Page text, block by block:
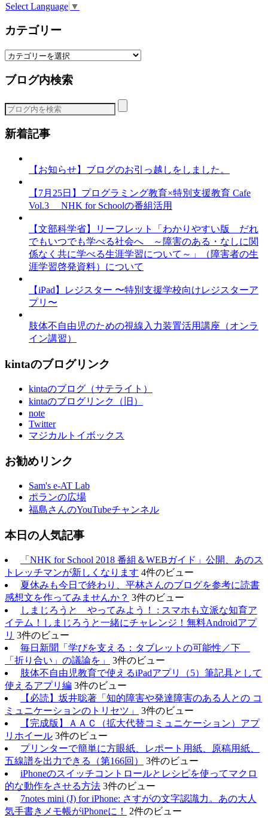
Select Language ▼
カテゴリー
カ
ゴ
ー
ブログ内検索
新着記事
【お知らせ】ブログのお引っ越しをしました。
【7月25日】プログラミング教育×特別支援教育 Cafe
Vol.3 NHK for Schoolの番組活用
【文部科学省】リーフレット「わかりやすい版 だれ
でもいつでも学べる社会へ ～障害のある・なしに関
係なく共に学べる生涯学習について～」（障害者の生
涯学習啓発資料）について
【iPad】レジスター 〜特別支援学校向けレジスターア
プリ〜
肢体不自由児のための視線入力装置活用講座（オンラ
イン講習）
kintaのブログリンク
kintaのブログ（サテライト）
kintaのブログリンク（旧）
note
Twitter
マジカルトイボックス
お勧めリンク
Sam's e-AT Lab
ポランの広場
福島さんのYouTubeチャンネル
本日の人気記事
「NHK for School 2018 番組＆WEBガイド」公開、あのス
トレッチマンが新しくなります 4件のビュー
夏休みも今日で終わり、平林さんのブログを参考に読書
感想文を作ってみませんか？ 3件のビュー
しまじろうと やってみよう！ : スマホも立派な知育ア
イテム！しまじろうと一緒にチャレンジ！無料Androidアプ
リ 3件のビュー
毎日新聞「学びを支える：タブレットの可能性／下
「折り合い」の議論を」
3件のビュー
肢体不自由児教育で使えるiPadアプリ（5）筆記具として
使えるアプリ編 3件のビュー
【必読】坂井聡著「知的障害や発達障害のある人との コ
ミュニケーションのトリセツ」
3件のビュー
【完成版】ＡＡＣ（拡大代替コミュニケーション）アプ
リホイール 3件のビュー
プリンターで簡単に方眼紙、レポート用紙、原稿用紙、
五線譜を出力できる（第166回）
3件のビュー
iPhoneのスイッチコントロールとレシピを使ってマクロ
的な動作をさせる方法 3件のビュー
7notes mini (J) for iPhone: さすがの文字認識力。あの大人
気手書きメモ帳がiPhoneに！
2件のビュー